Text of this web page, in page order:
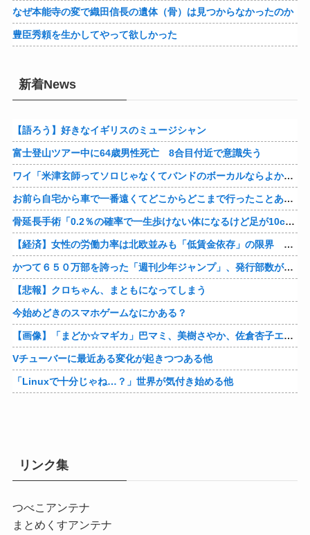
なぜ本能寺の変で織田信長の遺体（骨）は見つからなかったのか
豊臣秀頼を生かしてやって欲しかった
新着News
【語ろう】好きなイギリスのミュージシャン
富士登山ツアー中に64歳男性死亡 8合目付近で意識失う
ワイ「米津玄師ってソロじゃなくてバンドのボーカルならよかったよね」
お前ら自宅から車で一番遠くてどこからどこまで行ったことある？
骨延長手術「0.2％の確率で一生歩けない体になるけど足が10cm伸びます」←コスパ良すぎるだろ
【経済】女性の労働力率は北欧並みも「低賃金依存」の限界 団塊世代の完全引退で、企業が迫られる“最後の選択”
かつて６５０万部を誇った「週刊少年ジャンプ」、発行部数が初の100万部割れ
【悲報】クロちゃん、まともになってしまう
今始めどきのスマホゲームなにかある？
【画像】「まどか☆マギカ」巴マミ、美樹さやか、佐倉杏子エロすぎ放課後えんこーハメ撮りどぴゅどぴゅエチエチが最高すぎる❣
Vチューバーに最近ある変化が起きつつある他
「Linuxで十分じゃね…？」世界が気付き始める他
リンク集
つべこアンテナ
まとめくすアンテナ